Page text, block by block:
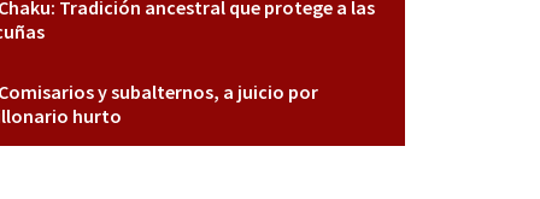
Chaku: Tradición ancestral que protege a las
Comisarios y subalternos, a juicio por
hurto